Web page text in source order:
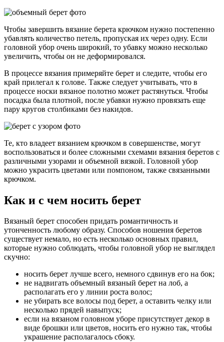
Чтобы завершить вязание берета крючком нужно постепенно
убавлять количество петель, пропуская их через одну. Если
головной убор очень широкий, то убавку можно несколько
увеличить, чтобы он не деформировался.
В процессе вязания примеряйте берет и следите, чтобы его
край прилегал к голове. Также следует учитывать, что в
процессе носки вязаное полотно может растянуться. Чтобы
посадка была плотной, после убавки нужно провязать еще
пару кругов столбиками без накидов.
Те, кто владеет вязанием крючком в совершенстве, могут
воспользоваться и более сложными схемами вязания беретов с
различными узорами и объемной вязкой. Головной убор
можно украсить цветами или помпоном, также связанными
крючком.
Как и с чем носить берет
Вязаный берет способен придать романтичность и
утонченность любому образу. Способов ношения беретов
существует немало, но есть несколько основных правил,
которые нужно соблюдать, чтобы головной убор не выглядел
скучно:
носить берет лучше всего, немного сдвинув его на бок;
не надвигать объемный вязаный берет на лоб, а
располагать его у линии роста волос;
не убирать все волосы под берет, а оставить челку или
несколько прядей навыпуск;
если на вязаном головном уборе присутствует декор в
виде брошки или цветов, носить его нужно так, чтобы
украшение располагалось сбоку.